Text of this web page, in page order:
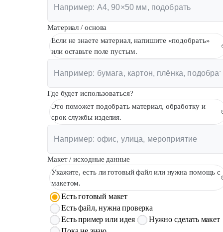
Материал / основа
Если не знаете материал, напишите «подобрать»
или оставьте поле пустым.
Где будет использоваться?
Это поможет подобрать материал, обработку и
срок службы изделия.
Макет / исходные данные
Укажите, есть ли готовый файл или нужна помощь с
макетом.
Есть готовый макет
Есть файл, нужна проверка
Есть пример или идея
Нужно сделать макет